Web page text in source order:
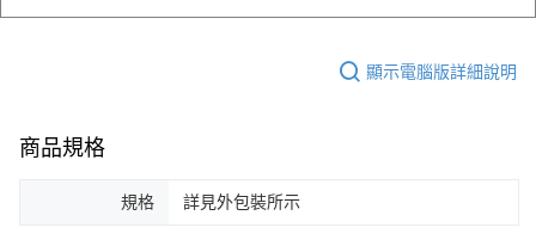
顯示電腦版詳細說明
商品規格
規格 詳見外包裝所示